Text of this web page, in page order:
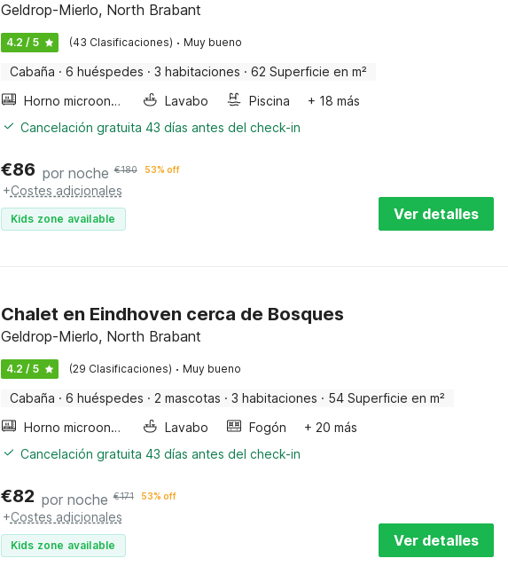
Geldrop-Mierlo, North Brabant
4.2 / 5 (43 Clasificaciones) · Muy bueno
Cabaña · 6 huéspedes · 3 habitaciones · 62 Superficie en m²
Horno microondas
Lavabo Piscina
+ 18 más
Cancelación gratuita 43 días antes del check-in
€86 por noche €180 53% off
+Costes adicionales
Kids zone available Ver detalles
Chalet en Eindhoven cerca de Bosques
Geldrop-Mierlo, North Brabant
4.2 / 5 (29 Clasificaciones) · Muy bueno
Cabaña · 6 huéspedes · 2 mascotas · 3 habitaciones · 54 Superficie en m²
Horno microondas
Lavabo Fogón
+ 20 más
Cancelación gratuita 43 días antes del check-in
€82 por noche €171 53% off
+Costes adicionales
Kids zone available Ver detalles